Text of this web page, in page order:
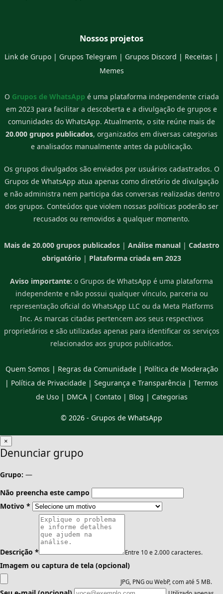
Nossos projetos
Link de Grupo | Grupos Telegram | Grupos Discord | Receitas |
Memes
O Grupos de WhatsApp é uma plataforma independente criada
em 2023 para facilitar a descoberta e a divulgação de grupos e
comunidades do WhatsApp. Atualmente, o site reúne mais de
20.000 grupos publicados, organizados em diversas categorias
e analisados manualmente antes da publicação.
Os grupos divulgados são enviados por usuários cadastrados. O
Grupos de WhatsApp atua apenas como diretório de divulgação
e não administra nem participa das conversas realizadas dentro
dos grupos. Conteúdos que violem nossas políticas poderão ser
recusados ou removidos a qualquer momento.
Mais de 20.000 grupos publicados| Análise manual| Cadastro
obrigatório | Plataforma criada em 2023
Aviso importante: o Grupos de WhatsApp é uma plataforma
independente e não possui qualquer vínculo, parceria ou
representação oficial do WhatsApp LLC ou da Meta Platforms
Inc. As marcas citadas pertencem aos seus respectivos
proprietários e são utilizadas apenas para identificar os serviços
relacionados aos grupos publicados.
Quem Somos | Regras da Comunidade| Política de Moderação
| Política de Privacidade | Segurança e Transparência | Termos
de Uso| DMCA| Contato| Blog | Categorias
© 2026 - Grupos de WhatsApp
×
Denunciar grupo
Grupo: —
Não preencha este campo
Motivo *
Descrição * Entre 10 e 2.000 caracteres.
Imagem ou captura de tela (opcional)
JPG, PNG ou WebP, com até 5 MB.